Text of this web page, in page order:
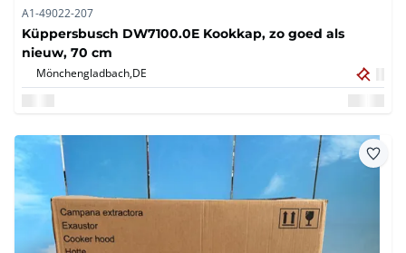
A1-49022-207
Küppersbusch DW7100.0E Kookkap, zo goed als
nieuw, 70 cm
Mönchengladbach,DE